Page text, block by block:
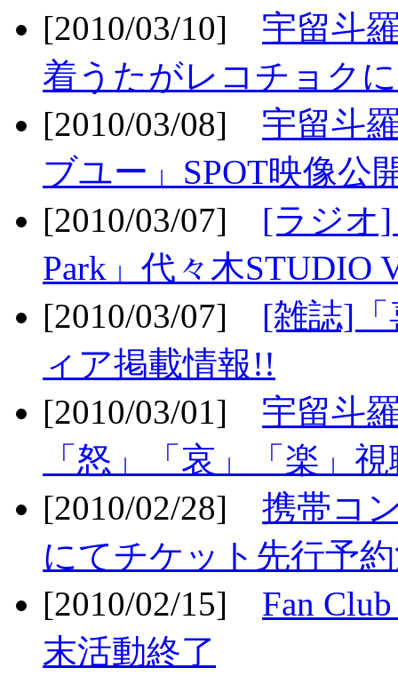
[2010/03/10] 宇留斗
着うたがレコチョク
[2010/03/08] 宇留斗
ブユー」SPOT映像公
[2010/03/07] [ラジオ]
Park」代々木STUDIO
[2010/03/07] [雑誌]「
ィア掲載情報!!
[2010/03/01] 宇留斗
「怒」「哀」「楽」
[2010/02/28] 携帯コ
にてチケット先行予
[2010/02/15] Fan
末活動終了